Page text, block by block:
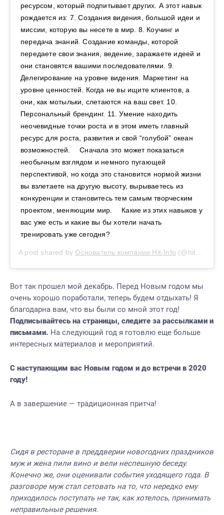
ресурсом, который подпитывает других. А этот навык
рождается из: 7. Создания видения, большой идеи и
миссии, которую вы несете в мир. 8. Коучинг и
передача знаний. Создание команды, которой
передаете свои знания, ведение, заражаете идеей и
они становятся вашими последователями. 9.
Делегирование на уровне видения. Маркетинг на
уровне ценностей. Когда не вы ищите клиентов, а
они, как мотыльки, слетаются на ваш свет. 10.
Персональный брендинг. 11. Умение находить
неочевидные точки роста и в этом иметь главный
ресурс для роста, развития и свой “голубой” океан
возможностей. ⠀ Сначала это может показаться
необычным взглядом и немного пугающей
перспективой, но когда это становится нормой жизни
вы взлетаете на другую высоту, вырываетесь из
конкуренции и становитесь тем самым творческим
проектом, меняющим мир. ⠀ Какие из этих навыков у
вас уже есть и какие вы бы хотели начать
тренировать уже сегодня?
A post shared by Основатель компании Hit-Info (@hit_info_) on
Вот так прошел мой декабрь. Перед Новым годом мы
очень хорошо поработали, теперь будем отдыхать! Я
благодарна вам, что вы были со мной этот год!
Подписывайтесь на страницы, следите за рассылками и
письмами. На следующий год я готовлю еще больше
интересных материалов и мероприятий.
С наступающим вас Новым годом и до встречи в 2020
году!
А в завершение — традиционная притча!
Сидя в ресторане в преддверии новогодних праздников
муж и жена пили вино и вели неспешную беседу.
Конечно же, они оценивали события уходящего года. В
разговоре муж стал сетовать на то, что нередко ему
приходилось поступать не так, как хотелось, принимать
неправильные решения.